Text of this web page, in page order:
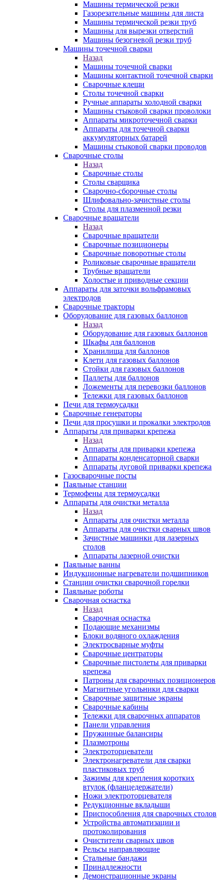
Машины термической резки
Газорезательные машины для листа
Машины термической резки труб
Машины для вырезки отверстий
Машины безогневой резки труб
Машины точечной сварки
Назад
Машины точечной сварки
Машины контактной точечной сварки
Сварочные клещи
Столы точечной сварки
Ручные аппараты холодной сварки
Машины стыковой сварки проволоки
Аппараты микроточечной сварки
Аппараты для точечной сварки
аккумуляторных батарей
Машины стыковой сварки проводов
Сварочные столы
Назад
Сварочные столы
Столы сварщика
Сварочно-сборочные столы
Шлифовально-зачистные столы
Столы для плазменной резки
Сварочные вращатели
Назад
Сварочные вращатели
Сварочные позиционеры
Сварочные поворотные столы
Роликовые сварочные вращатели
Трубные вращатели
Холостые и приводные секции
Аппараты для заточки вольфрамовых
электродов
Сварочные тракторы
Оборудование для газовых баллонов
Назад
Оборудование для газовых баллонов
Шкафы для баллонов
Хранилища для баллонов
Клети для газовых баллонов
Стойки для газовых баллонов
Паллеты для баллонов
Ложементы для перевозки баллонов
Тележки для газовых баллонов
Печи для термоусадки
Сварочные генераторы
Печи для просушки и прокалки электродов
Аппараты для приварки крепежа
Назад
Аппараты для приварки крепежа
Аппараты конденсаторной сварки
Аппараты дуговой приварки крепежа
Газосварочные посты
Паяльные станции
Термофены для термоусадки
Аппараты для очистки металла
Назад
Аппараты для очистки металла
Аппараты для очистки сварных швов
Зачистные машинки для лазерных
столов
Аппараты лазерной очистки
Паяльные ванны
Индукционные нагреватели подшипников
Станции очистки сварочной горелки
Паяльные роботы
Сварочная оснастка
Назад
Сварочная оснастка
Подающие механизмы
Блоки водяного охлаждения
Электросварные муфты
Сварочные центраторы
Сварочные пистолеты для приварки
крепежа
Патроны для сварочных позиционеров
Магнитные угольники для сварки
Сварочные защитные экраны
Сварочные кабины
Тележки для сварочных аппаратов
Панели управления
Пружинные балансиры
Плазмотроны
Электроторцеватели
Электронагреватели для сварки
пластиковых труб
Зажимы для крепления коротких
втулок (фланцедержатели)
Ножи электроторцевателя
Редукционные вкладыши
Приспособления для сварочных столов
Устройства автоматизации и
протоколирования
Очистители сварных швов
Рельсы направляющие
Стальные бандажи
Принадлежности
Демонстрационные экраны